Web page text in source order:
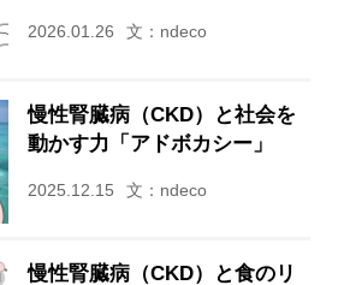
2026.01.26 文：ndeco
慢性腎臓病（CKD）と社会を
動かす力「アドボカシー」
2025.12.15 文：ndeco
慢性腎臓病（CKD）と食のリ